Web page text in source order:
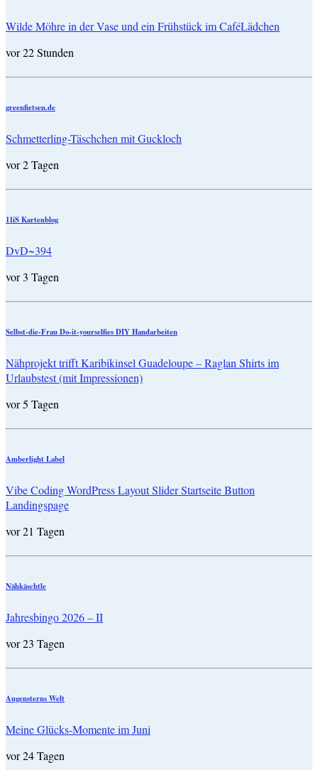
Wilde Möhre in der Vase und ein Frühstück im CaféLädchen
vor 22 Stunden
greenfietsen.de
Schmetterling-Täschchen mit Guckloch
vor 2 Tagen
11iS Kartenblog
DvD~394
vor 3 Tagen
Selbst-die-Frau Do-it-yourselfies DIY Handarbeiten
Nähprojekt trifft Karibikinsel Guadeloupe – Raglan Shirts im
Urlaubstest (mit Impressionen)
vor 5 Tagen
Amberlight Label
Vibe Coding WordPress Layout Slider Startseite Button
Landingspage
vor 21 Tagen
Nähkäschtle
Jahresbingo 2026 – II
vor 23 Tagen
Augensterns Welt
Meine Glücks-Momente im Juni
vor 24 Tagen